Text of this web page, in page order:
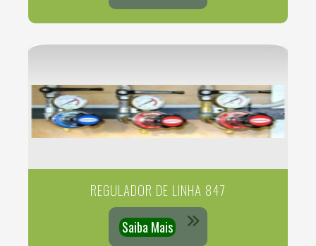
REGULADOR DE LINHA 847
Saiba Mais